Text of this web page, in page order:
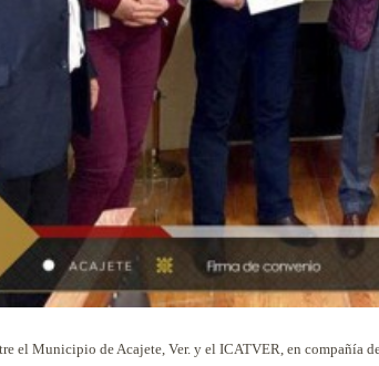
el Municipio de Acajete, Ver. y el ICATVER, en